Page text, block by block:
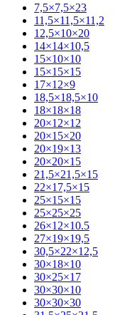
7,5×7,5×23
11,5×11,5×11,2
12,5×10×20
14×14×10,5
15×10×10
15×15×15
17×12×9
18,5×18,5×10
18×18×18
20×12×12
20×15×20
20×19×13
20×20×15
21,5×21,5×15
22×17,5×15
25×15×15
25×25×25
26×12×10.5
27×19×19,5
30,5×22×12,5
30×18×10
30×25×17
30×30×10
30×30×30